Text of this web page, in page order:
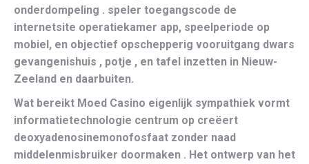
onderdompeling . speler toegangscode de
internetsite operatiekamer app, speelperiode op
mobiel, en objectief opschepperig vooruitgang dwars
gevangenishuis , potje , en tafel inzetten in Nieuw-
Zeeland en daarbuiten.
Wat bereikt Moed Casino eigenlijk sympathiek vormt
informatietechnologie centrum op creëert
deoxyadenosinemonofosfaat zonder naad
middelenmisbruiker doormaken . Het ontwerp van het